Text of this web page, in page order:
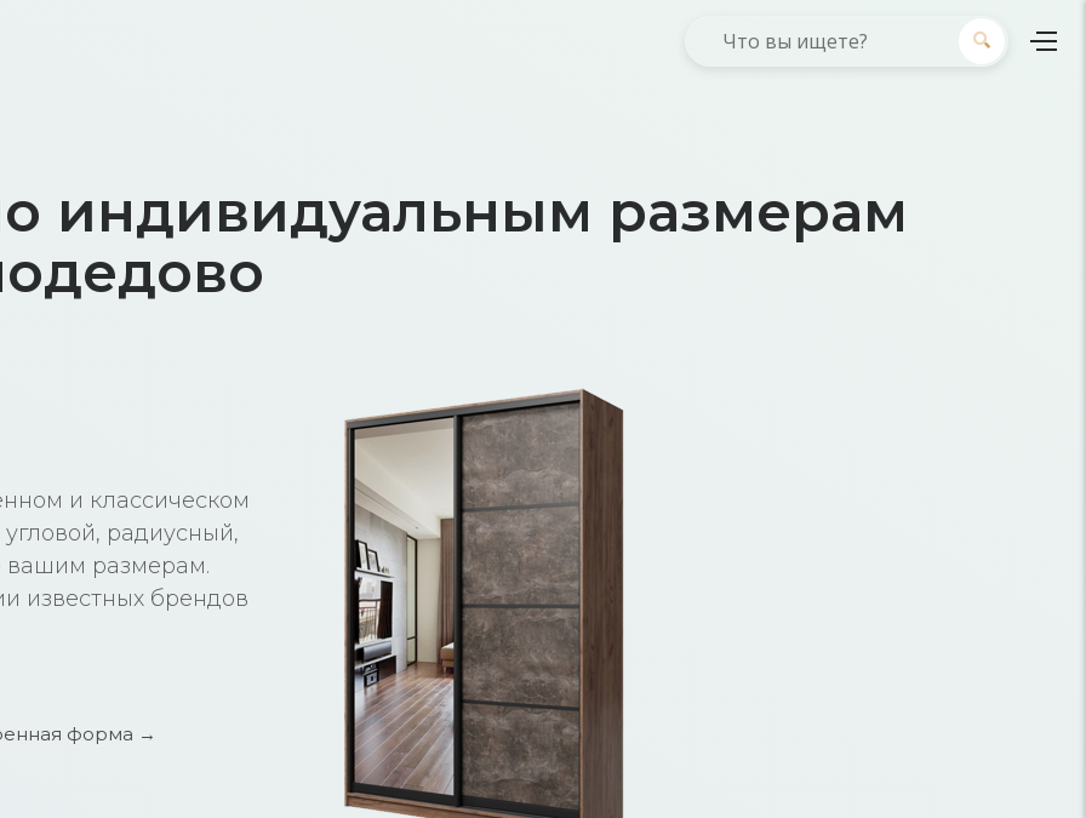
индивидуальным размерам
и классическом
радиусный,
вашим размерам.
известных брендов
форма →